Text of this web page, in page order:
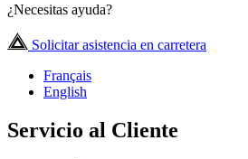
¿Necesitas ayuda?
Solicitar asistencia en carretera
Français
English
Servicio al Cliente